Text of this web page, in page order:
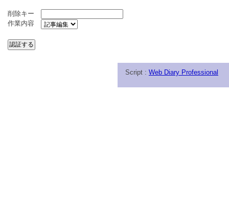
削除キー
作業内容
Script : Web Diary Professional